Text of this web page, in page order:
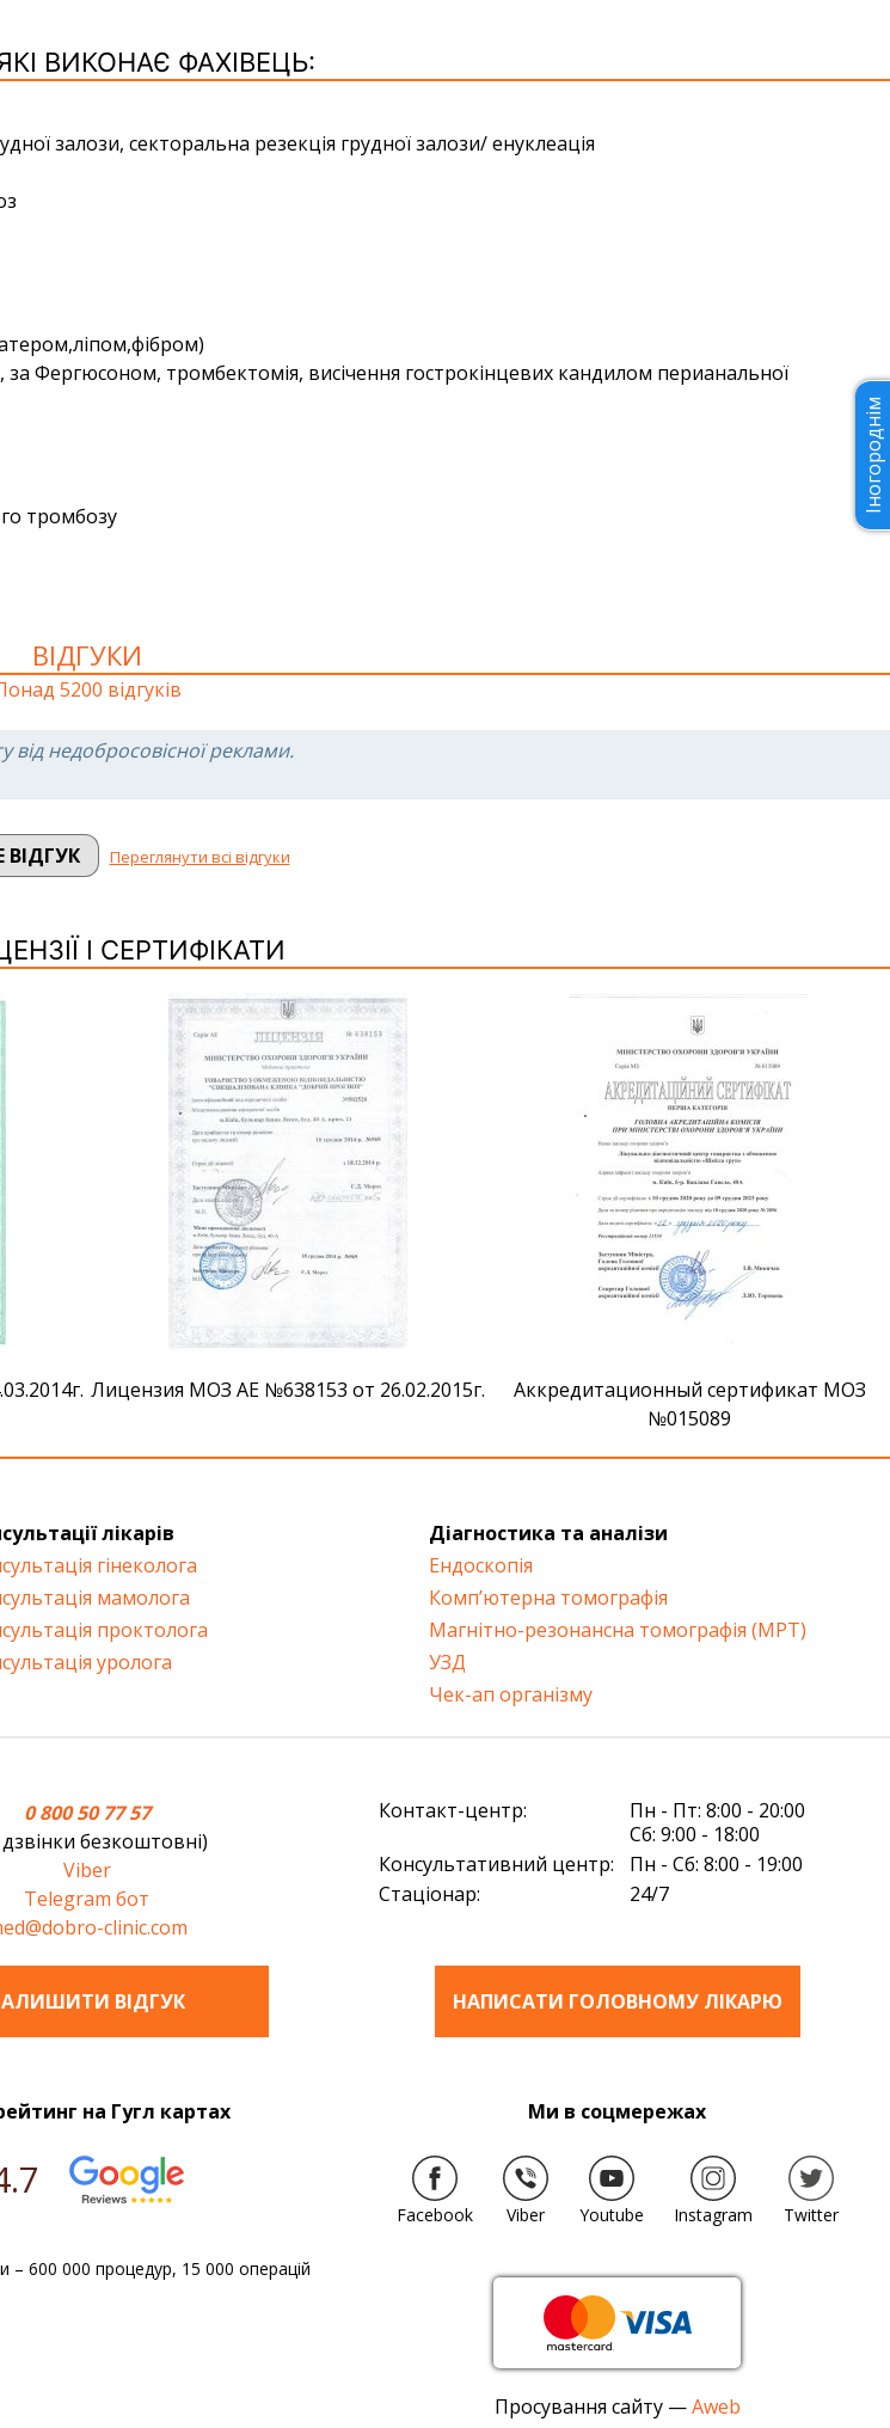
ВИКОНАЄ ФАХІВЕЦЬ:
залози, секторальна резекція грудної залози/ енуклеація
Фергюсоном, тромбектомія, висічення гострокінцевих кандилом перианальної
тромбозу
ВІДГУКИ
5200 відгуків
від недобросовісної реклами.
Переглянути всі відгуки
І СЕРТИФІКАТИ
Лицензия МОЗ АЕ №638153 от 26.02.2015г.
Аккредитационный сертификат МОЗ
№015089
лікарів
гінеколога
мамолога
проктолога
уролога
Діагностика та аналізи
Ендоскопія
Комп’ютерна томографія
Магнітно-резонансна томографія (МРТ)
УЗД
Чек-ап організму
0 800 50 77 57
дзвінки безкоштовні)
Viber
Telegram бот
clinic.com
ВIДГУК
Контакт-центр:
Пн - Пт: 8:00 - 20:00
Сб: 9:00 - 18:00
Консультативний центр:
Пн - Сб: 8:00 - 19:00
Стаціонар:
24/7
НАПИСАТИ ГОЛОВНОМУ ЛІКАРЮ
на Гугл картах
– 600 000 процедур, 15 000 операцій
Ми в соцмережах
Facebook Viber Youtube Instagram Twitter
Просування сайту —Aweb
Іногороднім